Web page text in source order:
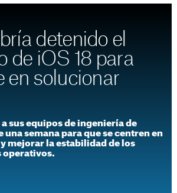
detenido el
de iOS 18 para
en solucionar
sus equipos de ingeniería de
semana para que se centren en
mejorar la estabilidad de los
operativos.